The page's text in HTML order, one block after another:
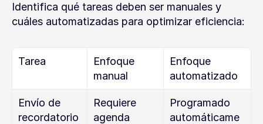
Identifica qué tareas deben ser manuales y
cuáles automatizadas para optimizar eficiencia:
Tarea
Enfoque
manual
Enfoque
automatizado
Envío de
recordatorio
Requiere
agenda
Programado
automáticame